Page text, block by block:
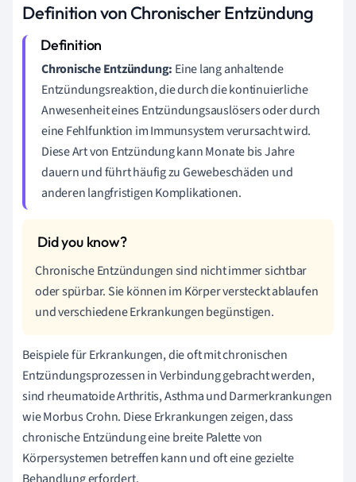
Definition von Chronischer Entzündung
Chronische Entzündung: Eine lang anhaltende
Entzündungsreaktion, die durch die kontinuierliche
Anwesenheit eines Entzündungsauslösers oder durch
eine Fehlfunktion im Immunsystem verursacht wird.
Diese Art von Entzündung kann Monate bis Jahre
dauern und führt häufig zu Gewebeschäden und
anderen langfristigen Komplikationen.
Chronische Entzündungen sind nicht immer sichtbar
oder spürbar. Sie können im Körper versteckt ablaufen
und verschiedene Erkrankungen begünstigen.
Beispiele für Erkrankungen, die oft mit chronischen
Entzündungsprozessen in Verbindung gebracht werden,
sind rheumatoide Arthritis, Asthma und Darmerkrankungen
wie Morbus Crohn. Diese Erkrankungen zeigen, dass
chronische Entzündung eine breite Palette von
Körpersystemen betreffen kann und oft eine gezielte
Behandlung erfordert.